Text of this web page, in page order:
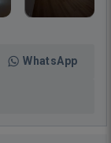
WhatsApp